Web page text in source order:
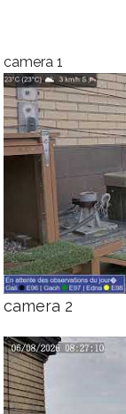
camera 1
camera 2